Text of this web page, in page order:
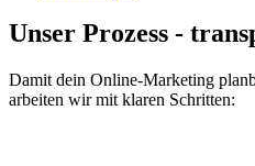
Unser Prozess -
Damit dein Online-Marketing
arbeiten wir mit klaren Schritten: